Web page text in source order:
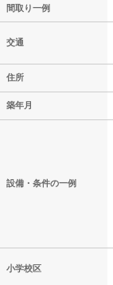
間取り一例
交通
住所
築年月
設備・条件の一例
小学校区